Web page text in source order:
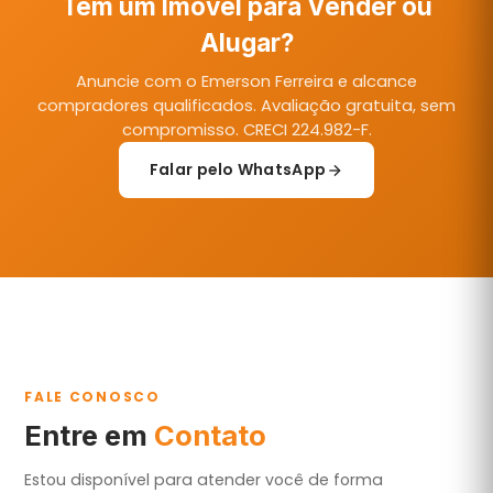
Tem um Imóvel para Vender ou
Alugar?
Anuncie com o Emerson Ferreira e alcance
compradores qualificados. Avaliação gratuita, sem
compromisso. CRECI 224.982-F.
Falar pelo WhatsApp
FALE CONOSCO
Entre em Contato
Estou disponível para atender você de forma